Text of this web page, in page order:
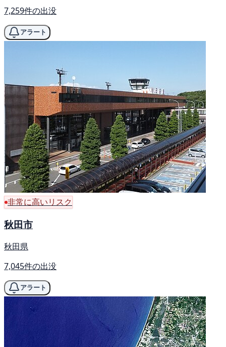
7,259件の出没
アラート
非常に高いリスク
秋田市
秋田県
7,045件の出没
アラート